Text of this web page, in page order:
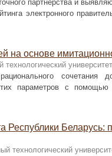
партнерства и
электронного
на основе
технологический университет
сочетания
параметров с помощью
Республики
технологический